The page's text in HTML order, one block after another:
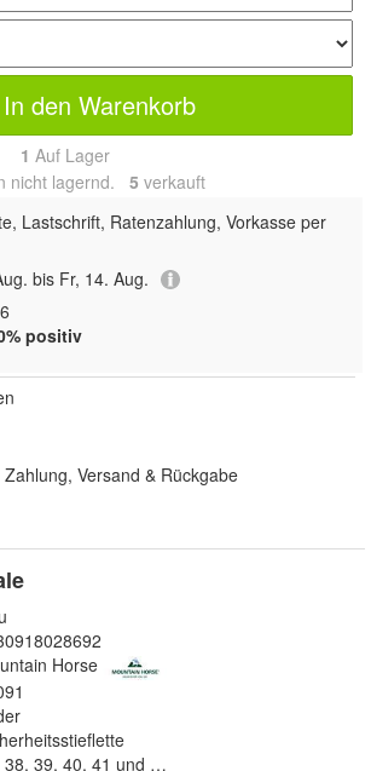
In den Warenkorb
1 Auf Lager
nicht lagernd. 5 verkauft
Lastschrift, Ratenzahlung, Vorkasse per
bis Fr, 14. Aug.
positiv
Zahlung, Versand & Rückgabe
Horse
37, 38, 39, 40, 41 und 42